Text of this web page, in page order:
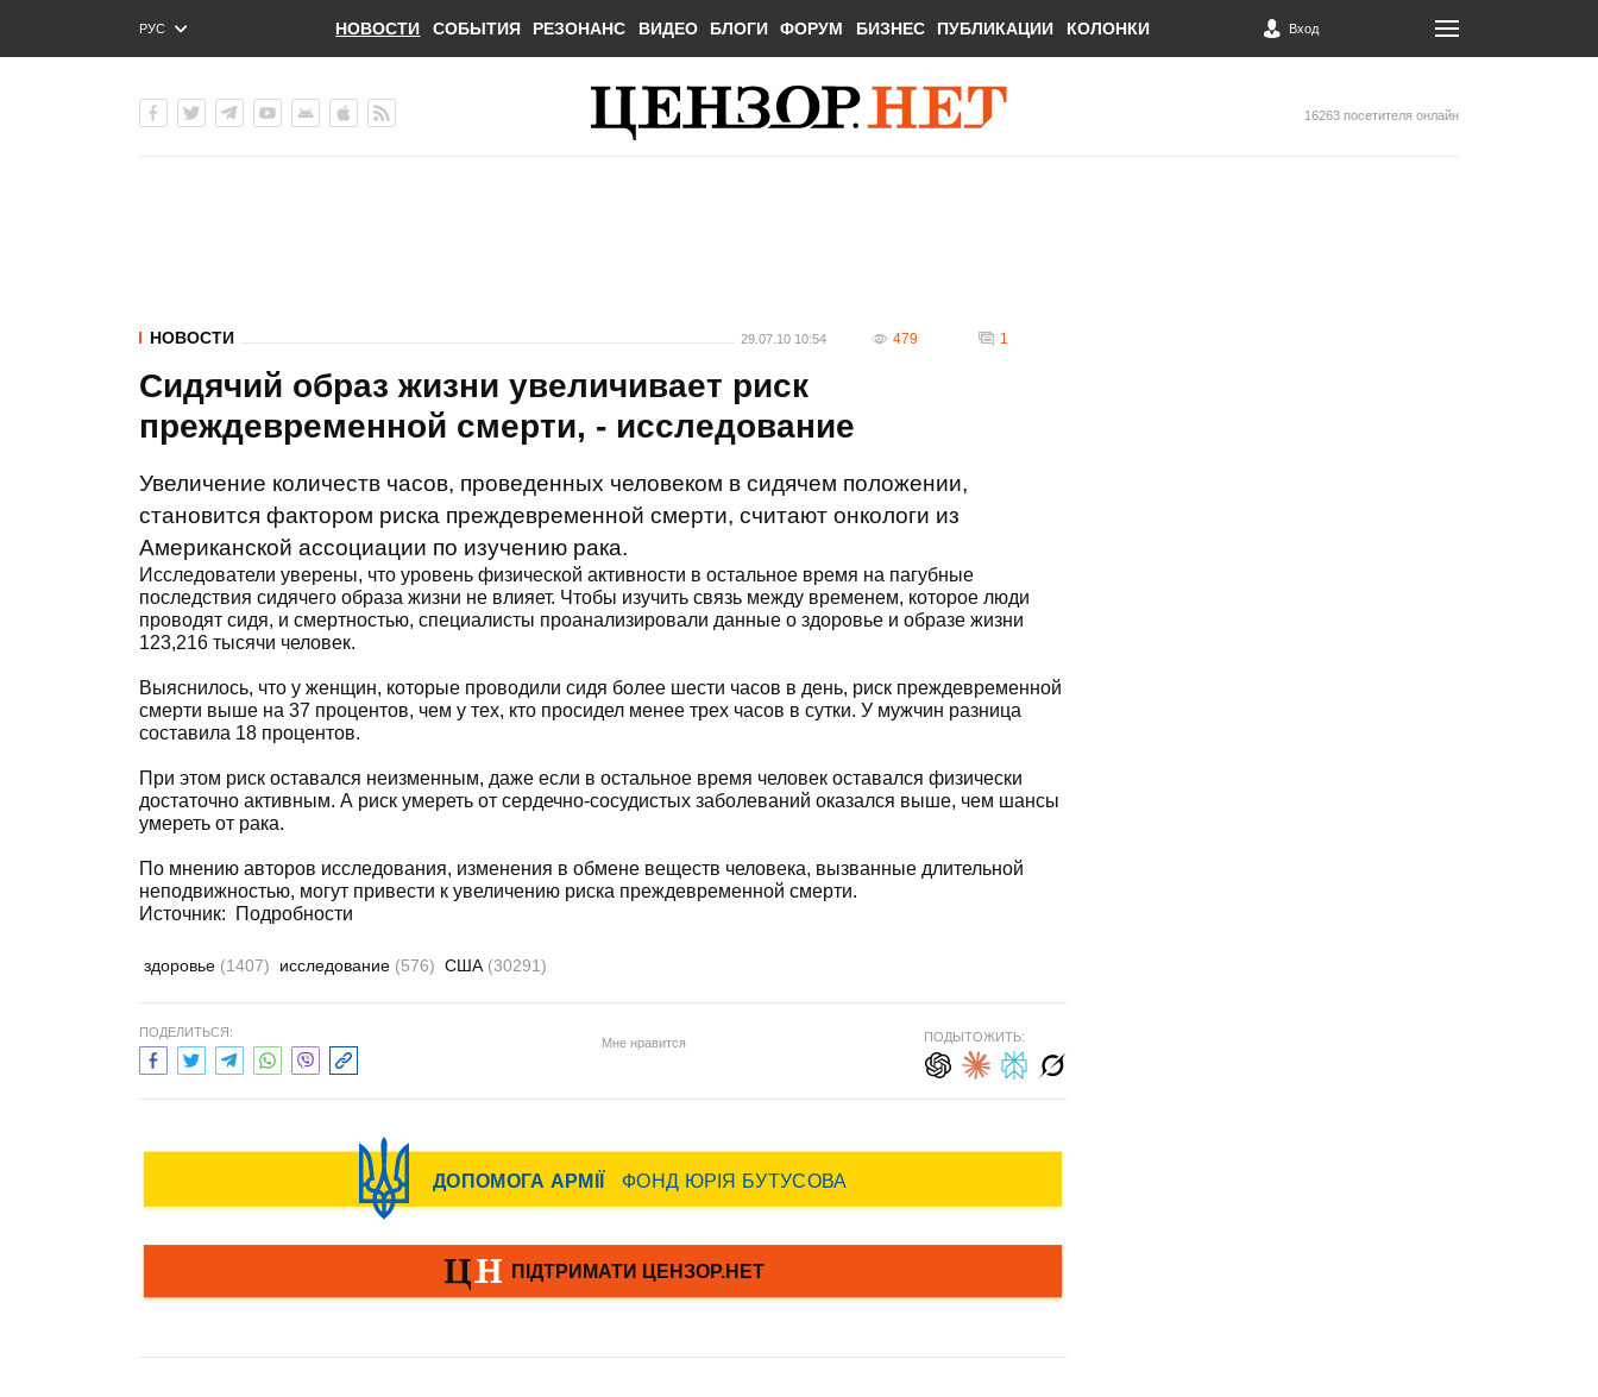
РУС
ENG
НОВОСТИ СОБЫТИЯ РЕЗОНАНС ВИДЕО БЛОГИ ФОРУМ БИЗНЕС ПУБЛИКАЦИИ КОЛОНКИ Вход
16263 посетителя онлайн
НОВОСТИ 29.07.10 10:54 479 1
Сидячий образ жизни увеличивает риск
преждевременной смерти, - исследование
Увеличение количеств часов, проведенных человеком в сидячем положении,
становится фактором риска преждевременной смерти, считают онкологи из
Американской ассоциации по изучению рака.
Исследователи уверены, что уровень физической активности в остальное время на пагубные
последствия сидячего образа жизни не влияет. Чтобы изучить связь между временем, которое люди
проводят сидя, и смертностью, специалисты проанализировали данные о здоровье и образе жизни
123,216 тысячи человек.
Выяснилось, что у женщин, которые проводили сидя более шести часов в день, риск преждевременной
смерти выше на 37 процентов, чем у тех, кто просидел менее трех часов в сутки. У мужчин разница
составила 18 процентов.
При этом риск оставался неизменным, даже если в остальное время человек оставался физически
достаточно активным. А риск умереть от сердечно-сосудистых заболеваний оказался выше, чем шансы
умереть от рака.
По мнению авторов исследования, изменения в обмене веществ человека, вызванные длительной
неподвижностью, могут привести к увеличению риска преждевременной смерти.
Источник: Подробности
здоровье (1407) исследование (576) США (30291)
ПОДЕЛИТЬСЯ:
Мне нравится ПОДЫТОЖИТЬ: